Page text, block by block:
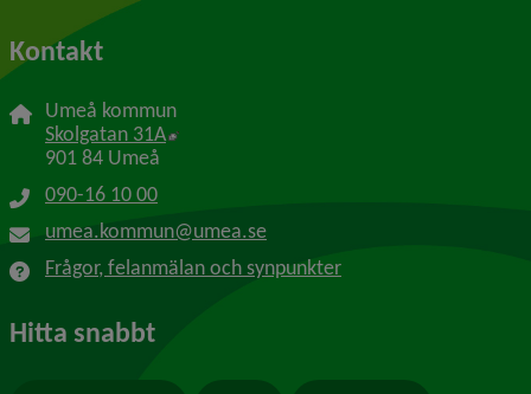
Kontakt
Umeå kommun
Skolgatan 31A Länk till annan webbplats, öppnas i nytt
901 84 Umeå
090-16 10 00
umea.kommun@umea.se
Frågor, felanmälan och synpunkter
Hitta snabbt